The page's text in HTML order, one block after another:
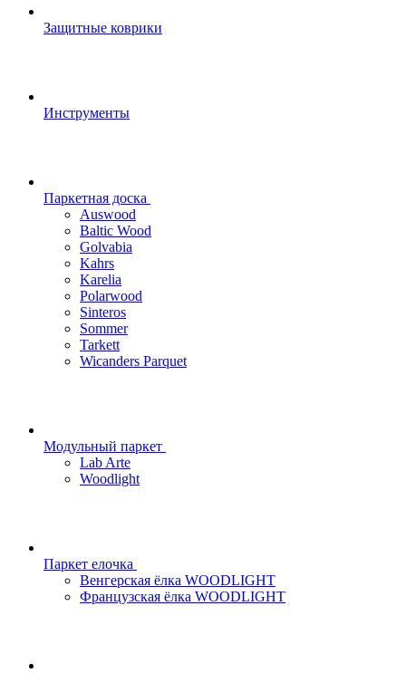
Защитные коврики
Инструменты
Паркетная доска
Auswood
Baltic Wood
Golvabia
Kahrs
Karelia
Polarwood
Sinteros
Sommer
Tarkett
Wicanders Parquet
Модульный паркет
Lab Arte
Woodlight
Паркет елочка
Венгерская ёлка WOODLIGHT
Французская ёлка WOODLIGHT